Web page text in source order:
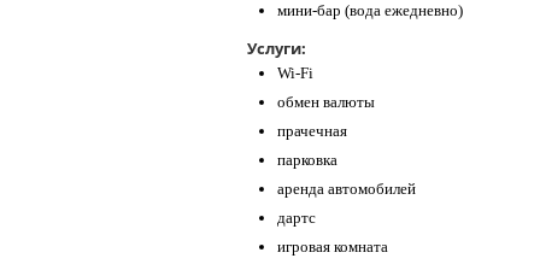
мини-бар (вода ежедневно)
Услуги:
Wi-Fi
обмен валюты
прачечная
парковка
аренда автомобилей
дартс
игровая комната